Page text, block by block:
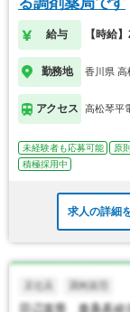
給与 【時給
勤務地 香川県 高
アクセス 高松琴平
未経験者も応募可能 原
積極採用中
求人の詳細